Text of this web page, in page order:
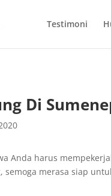
Testimoni
Di
Anda harus
merasa siap